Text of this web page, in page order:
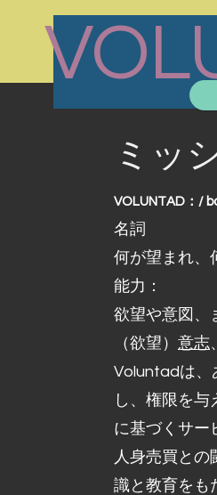
ミッ
VOLUNTAD：/
名詞
何が望まれ、
能力：
欲望や意図、
（欲望） 意志、
Voluntadは、
し、権限を
に基づくサー
人身売買との
識と教育をも